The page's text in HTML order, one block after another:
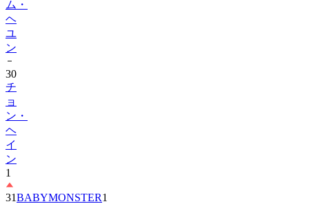
ム・
ヘ
ユ
ン
30
チ
ョ
ン・
ヘ
イ
ン
1
31BABYMONSTER1